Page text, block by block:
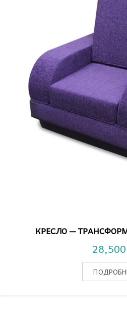
КРЕСЛО —
28,500